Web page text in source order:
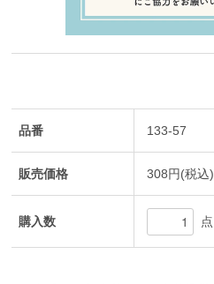
品番 133-57
販売価格 308円(税込)
購入数 点